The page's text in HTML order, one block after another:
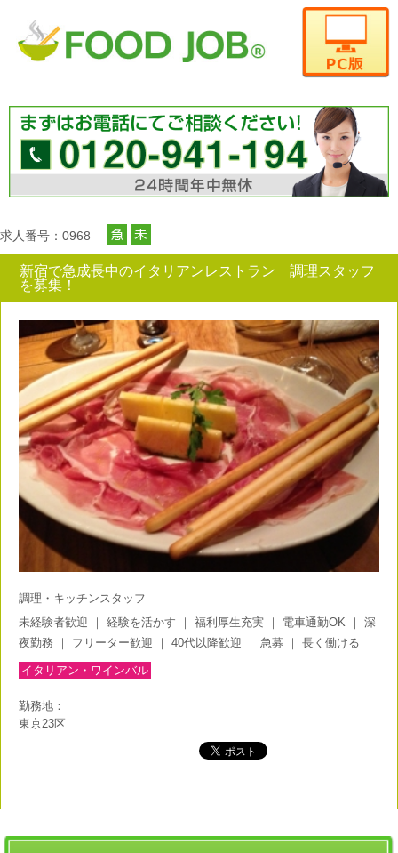
求人番号：0968
新宿で急成長中のイタリアンレストラン 調理スタッフ
を募集！
調理・キッチンスタッフ
未経験者歓迎 ｜ 経験を活かす ｜ 福利厚生充実 ｜ 電車通勤OK ｜ 深
夜勤務 ｜ フリーター歓迎 ｜ 40代以降歓迎 ｜ 急募 ｜ 長く働ける
イタリアン・ワインバル
勤務地：
東京23区